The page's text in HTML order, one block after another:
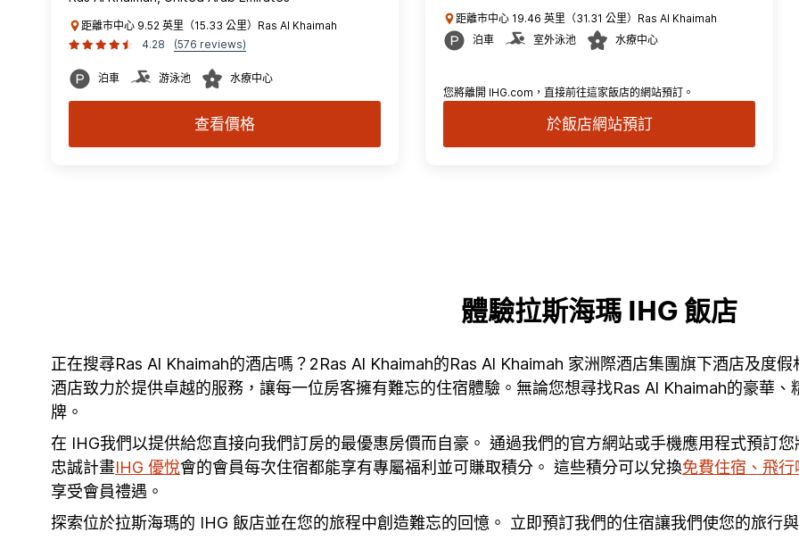
距離市中心 9.52 英里（15.33 公里）Ras Al Khaimah
4.28
(576 reviews)
泊車 游泳池 水療中心
查看價格
距離市中心 19.46 英里（31.31 公里）Ras Al Khaimah
泊車
室外泳池 水療中心
您將離開 IHG.com，直接前往這家飯店的網站預訂。
於飯店網站預訂
體驗拉斯海瑪 IHG 飯店
正在搜尋Ras Al Khaimah的酒店嗎？2Ras Al Khaimah的Ras Al Khaimah 家洲際酒店集團旗下酒店及度
酒店致力於提供卓越的服務，讓每一位房客擁有難忘的住宿體驗。無論您想尋找Ras Al Khaimah的豪華
牌。
在 IHG我們以提供給您直接向我們訂房的最優惠房價而自豪。 通過我們的官方網站或手機應用程式預訂
忠誠計畫IHG 優悅會的會員每次住宿都能享有專屬福利並可賺取積分。 這些積分可以兌換免費住宿、飛
享受會員禮遇。
探索位於拉斯海瑪的 IHG 飯店並在您的旅程中創造難忘的回憶。 立即預訂我們的住宿讓我們使您的旅行與